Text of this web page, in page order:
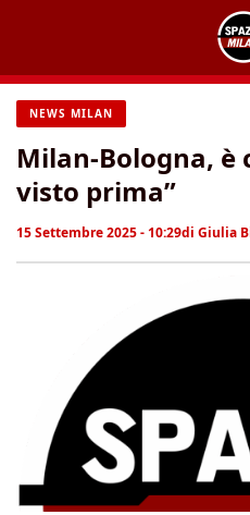
contenuto
NEWS MILAN
Milan-Bologna, è
visto prima”
15 Settembre 2025 - 10:29di Giulia